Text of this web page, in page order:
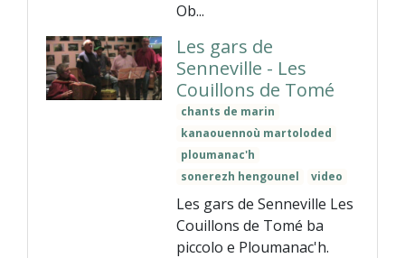
Ob...
Les gars de
Senneville - Les
Couillons de Tomé
chants de marin
kanaouennoù martoloded
ploumanac'h
sonerezh hengounel
video
Les gars de Senneville Les
Couillons de Tomé ba
piccolo e Ploumanac'h.